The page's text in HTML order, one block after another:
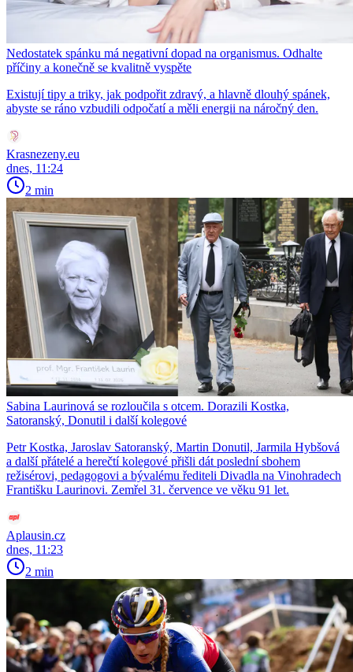
Nedostatek spánku má negativní dopad na organismus. Odhalte
příčiny a konečně se kvalitně vyspěte
Existují tipy a triky, jak podpořit zdravý, a hlavně dlouhý spánek,
abyste se ráno vzbudili odpočatí a měli energii na náročný den.
Krasnezeny.eu
dnes, 11:24
2 min
Sabina Laurinová se rozloučila s otcem. Dorazili Kostka,
Satoranský, Donutil i další kolegové
Petr Kostka, Jaroslav Satoranský, Martin Donutil, Jarmila Hybšová
a další přátelé a herečtí kolegové přišli dát poslední sbohem
režisérovi, pedagogovi a bývalému řediteli Divadla na Vinohradech
Františku Laurinovi. Zemřel 31. července ve věku 91 let.
Aplausin.cz
dnes, 11:23
2 min